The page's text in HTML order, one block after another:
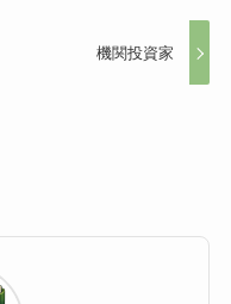
機関投資家